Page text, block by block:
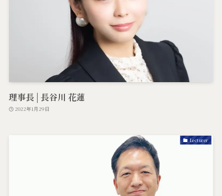
理事長 | 長谷川 花蓮
2022年1月29日
Lecturer